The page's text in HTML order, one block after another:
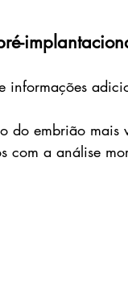
informações
do embrião mais
com a análise